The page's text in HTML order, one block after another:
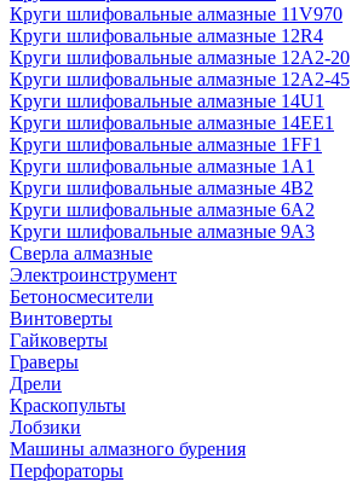
Круги шлифовальные алмазные 11V970
Круги шлифовальные алмазные 12R4
Круги шлифовальные алмазные 12А2-20
Круги шлифовальные алмазные 12А2-45
Круги шлифовальные алмазные 14U1
Круги шлифовальные алмазные 14ЕЕ1
Круги шлифовальные алмазные 1FF1
Круги шлифовальные алмазные 1А1
Круги шлифовальные алмазные 4В2
Круги шлифовальные алмазные 6A2
Круги шлифовальные алмазные 9А3
Сверла алмазные
Электроинструмент
Бетоносмесители
Винтоверты
Гайковерты
Граверы
Дрели
Краскопульты
Лобзики
Машины алмазного бурения
Перфораторы